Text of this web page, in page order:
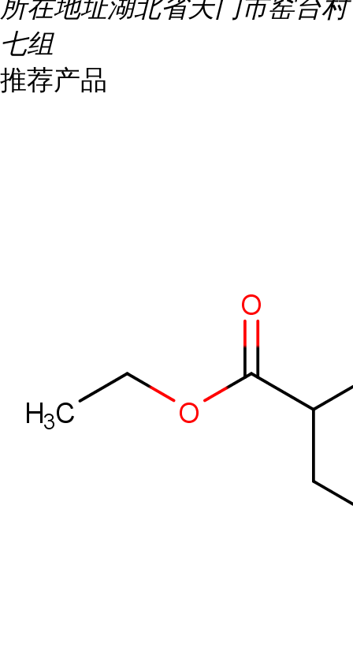
所在地址湖北省天门市窑台村
七组
推荐产品